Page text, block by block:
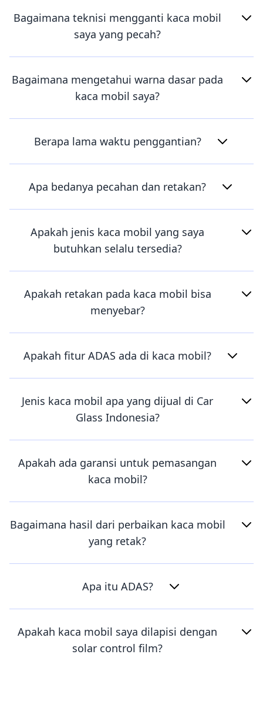
Bagaimana teknisi mengganti kaca mobil
saya yang pecah?
Bagaimana mengetahui warna dasar pada
kaca mobil saya?
Berapa lama waktu penggantian?
Apa bedanya pecahan dan retakan?
Apakah jenis kaca mobil yang saya
butuhkan selalu tersedia?
Apakah retakan pada kaca mobil bisa
menyebar?
Apakah fitur ADAS ada di kaca mobil?
Jenis kaca mobil apa yang dijual di Car
Glass Indonesia?
Apakah ada garansi untuk pemasangan
kaca mobil?
Bagaimana hasil dari perbaikan kaca mobil
yang retak?
Apa itu ADAS?
Apakah kaca mobil saya dilapisi dengan
solar control film?